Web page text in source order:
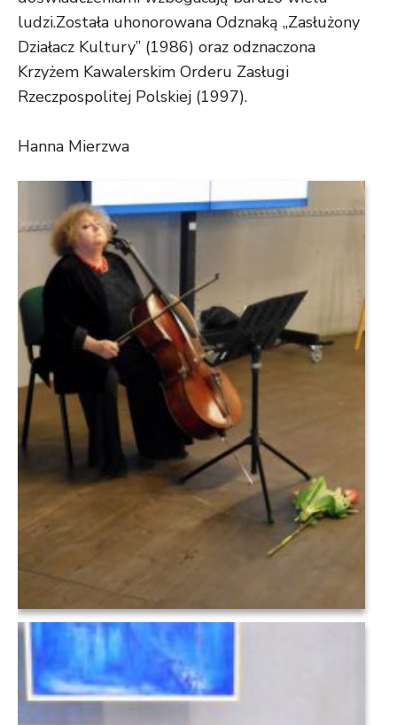
ludzi.Została uhonorowana Odznaką „Zasłużony
Działacz Kultury” (1986) oraz odznaczona
Krzyżem Kawalerskim Orderu Zasługi
Rzeczpospolitej Polskiej (1997).
Hanna Mierzwa